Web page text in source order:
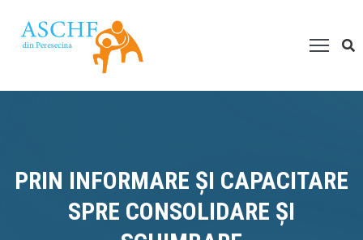
PRIN INFORMARE ȘI CAPACITARE
SPRE CONSOLIDARE ȘI